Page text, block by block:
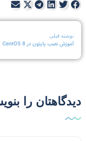
نوشته قبلی
آموزش نصب پایتون در CentOS 8
را